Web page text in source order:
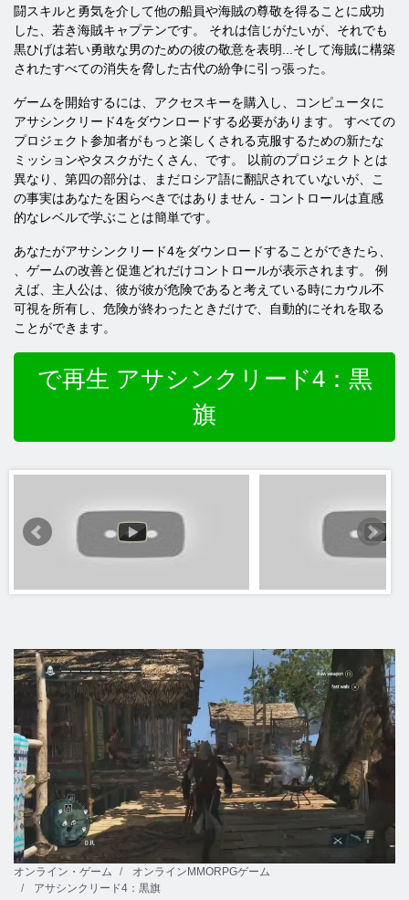
闘スキルと勇気を介して他の船員や海賊の尊敬を得ることに成功
した、若き海賊キャプテンです。 それは信じがたいが、それでも
黒ひげは若い勇敢な男のための彼の敬意を表明...そして海賊に構築
されたすべての消失を脅した古代の紛争に引っ張った。
ゲームを開始するには、アクセスキーを購入し、コンピュータに
アサシンクリード4をダウンロードする必要があります。 すべての
プロジェクト参加者がもっと楽しくされる克服するための新たな
ミッションやタスクがたくさん、です。 以前のプロジェクトとは
異なり、第四の部分は、まだロシア語に翻訳されていないが、こ
の事実はあなたを困らべきではありません - コントロールは直感
的なレベルで学ぶことは簡単です。
あなたがアサシンクリード4をダウンロードすることができたら、
、ゲームの改善と促進どれだけコントロールが表示されます。 例
えば、主人公は、彼が彼が危険であると考えている時にカウル不
可視を所有し、危険が終わったときだけで、自動的にそれを取る
ことができます。
で再生 アサシンクリード4：黒
旗
オンライン・ゲーム
オンラインMMORPGゲーム
アサシンクリード4：黒旗